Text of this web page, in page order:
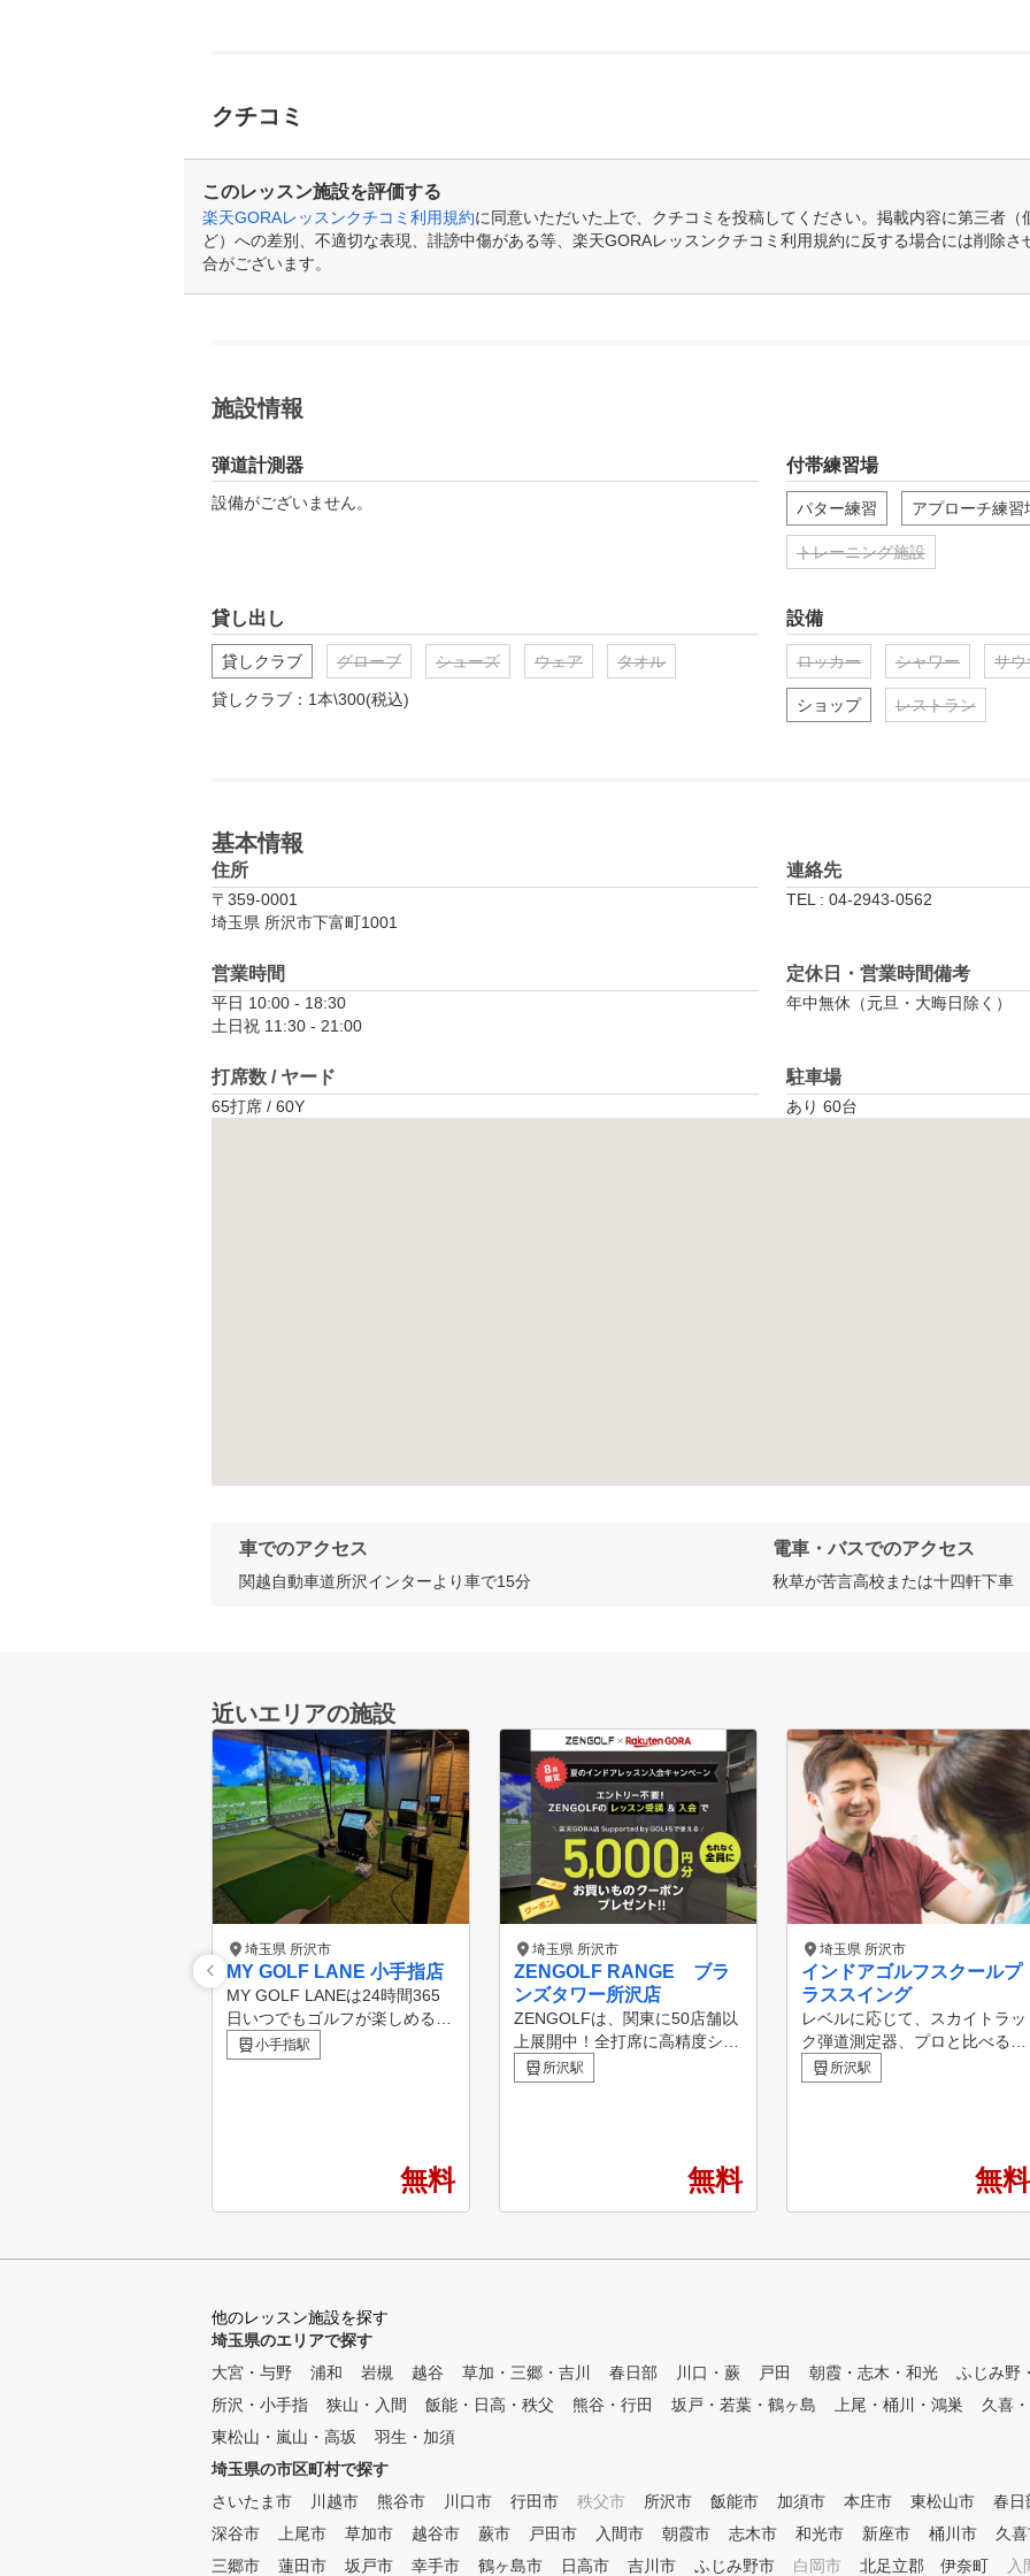
クチコミ
このレッスン施設を評価する
楽天GORAレッスンクチコミ利用規約に同意いただいた上で、クチコミを投稿してください。掲載内容に第三者（
ど）への差別、不適切な表現、誹謗中傷がある等、楽天GORAレッスンクチコミ利用規約に反する場合には削除さ
合がございます。
施設情報
弾道計測器
設備がございません。
付帯練習場
パター練習 アプローチ練習
トレーニング施設
貸し出し
貸しクラブ グローブ シューズ ウェア タオル
貸しクラブ：1本\300(税込)
設備
ロッカー シャワー サウ
ショップ レストラン
基本情報
住所
〒359-0001
埼玉県 所沢市下富町1001
連絡先
TEL : 04-2943-0562
営業時間
平日 10:00 - 18:30
土日祝 11:30 - 21:00
定休日・営業時間備考
年中無休（元旦・大晦日除く）
打席数 / ヤード
65打席 / 60Y
駐車場
あり 60台
車でのアクセス
関越自動車道所沢インターより車で15分
電車・バスでのアクセス
秋草が苦言高校または十四軒下車
近いエリアの施設
埼玉県 所沢市
MY GOLF LANE 小手指店
MY GOLF LANEは24時間365
日いつでもゴルフが楽しめる会
員制インドアゴルフスタジオで
す。 カジュアルでお洒落な空
たティーチングプロを見つけ自
小手指駅
無料
埼玉県 所沢市
ZENGOLF RANGE ブラ
ンズタワー所沢店
ZENGOLFは、関東に50店舗以
上展開中！全打席に高精度シミ
ュレーターを完備したレッスン
受け放題・レンジ使い放題の定
度でも受けられて、短期間での
題が「見える化」されます。ま
た、毎回自動的に2方向からス
イング撮影しており、スロー再
レーターを活用した専属プロに
よるレッスン シミュレーター
により「見える化」されたデー
タをもとに、外部資格を有する
所沢駅
無料
埼玉県 所沢市
インドアゴルフスクールプ
ラススイング
レベルに応じて、スカイトラッ
ク弾道測定器、プロと比べるア
プリケーションレッスン
所沢駅
無料
他のレッスン施設を探す
埼玉県のエリアで探す
大宮・与野
浦和 岩槻 越谷 草加・三郷・吉川 春日部 川口・蕨 戸田 朝霞・志木・和光 ふじみ野
所沢・小手指
狭山・入間 飯能・日高・秩父 熊谷・行田 坂戸・若葉・鶴ヶ島 上尾・桶川・鴻巣 久喜
東松山・嵐山・高坂
羽生・加須
埼玉県の市区町村で探す
さいたま市
川越市 熊谷市 川口市 行田市 秩父市 所沢市 飯能市 加須市 本庄市 東松山市 春日
深谷市
上尾市 草加市 越谷市 蕨市 戸田市 入間市 朝霞市 志木市 和光市 新座市 桶川市 久
三郷市
蓮田市 坂戸市 幸手市 鶴ヶ島市 日高市 吉川市 ふじみ野市 白岡市 北足立郡 伊奈町